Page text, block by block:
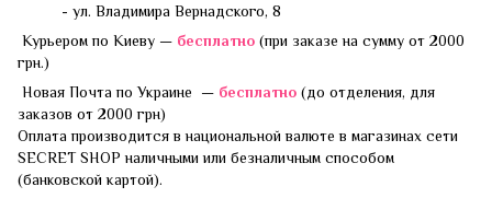
- ул. Владимира Вернадского, 8
Курьером по Киеву — бесплатно (при заказе на сумму от 2000
грн.)
Новая Почта по Украине — бесплатно (до отделения, для
заказов от 2000 грн)
Оплата производится в национальной валюте в магазинах сети
SECRET SHOP наличными или безналичным способом
(банковской картой).